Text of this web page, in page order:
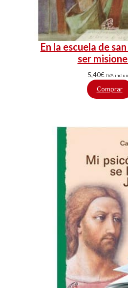
En la escuela de
ser
5,40€ IVA
Comprar